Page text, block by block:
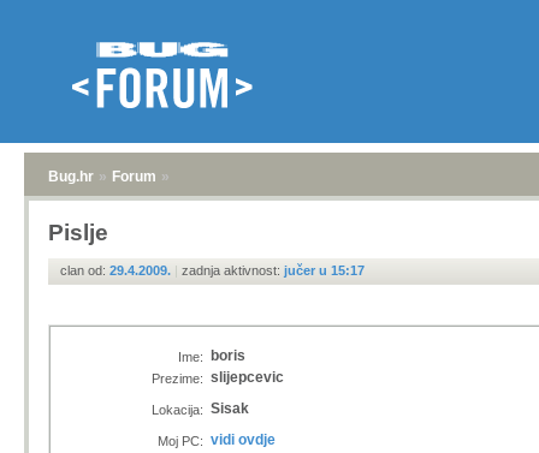
Bug.hr » Forum »
Pislje
clan od: 29.4.2009. | zadnja aktivnost: jučer u 15:17
Ime: boris
Prezime: slijepcevic
Lokacija: Sisak
Moj PC: vidi ovdje